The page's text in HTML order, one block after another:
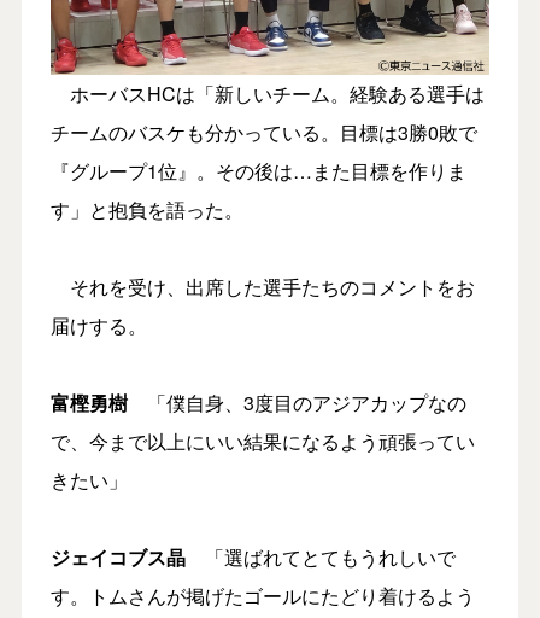
ホーバスHCは「新しいチーム。経験ある選手は
チームのバスケも分かっている。目標は3勝0敗で
『グループ1位』。その後は…また目標を作りま
す」と抱負を語った。
それを受け、出席した選手たちのコメントをお
届けする。
富樫勇樹「僕自身、3度目のアジアカップなの
で、今まで以上にいい結果になるよう頑張ってい
きたい」
ジェイコブス晶「選ばれてとてもうれしいで
す。トムさんが掲げたゴールにたどり着けるよう